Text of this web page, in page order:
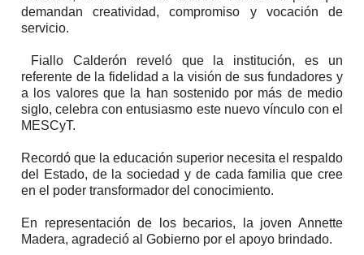
demandan creatividad, compromiso y vocación de
servicio.
Fiallo Calderón reveló que la institución, es un
referente de la fidelidad a la visión de sus fundadores y
a los valores que la han sostenido por más de medio
siglo, celebra con entusiasmo este nuevo vínculo con el
MESCyT.
Recordó que la educación superior necesita el respaldo
del Estado, de la sociedad y de cada familia que cree
en el poder transformador del conocimiento.
En representación de los becarios, la joven Annette
Madera, agradeció al Gobierno por el apoyo brindado.